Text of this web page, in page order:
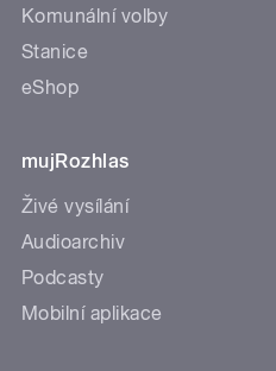
Komunální volby
Stanice
eShop
mujRozhlas
Živé vysílání
Audioarchiv
Podcasty
Mobilní aplikace